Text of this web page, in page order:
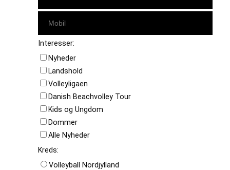
Interesser:
Nyheder
Landshold
Volleyligaen
Danish Beachvolley Tour
Kids og Ungdom
Dommer
Alle Nyheder
Kreds:
Volleyball Nordjylland